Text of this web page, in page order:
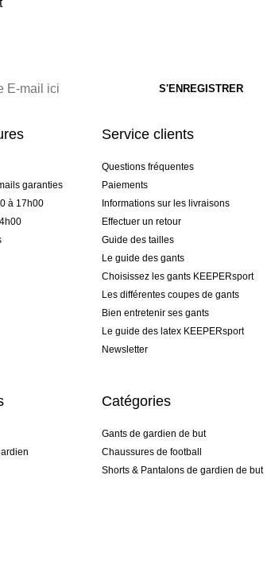
garanties
à 17h00
Service clients
Questions fréquentes
Paiements
Informations sur les livraisons
Effectuer un retour
Guide des tailles
Le guide des gants
Choisissez les gants KEEPERsport
Les différentes coupes de gants
Bien entretenir ses gants
Le guide des latex KEEPERsport
Newsletter
Catégories
Gants de gardien de but
Chaussures de football
Shorts & Pantalons de gardien de but